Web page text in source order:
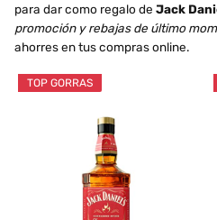
para dar como regalo de Jack
promoción y rebajas de último
ahorres en tus compras online.
TOP GORRAS